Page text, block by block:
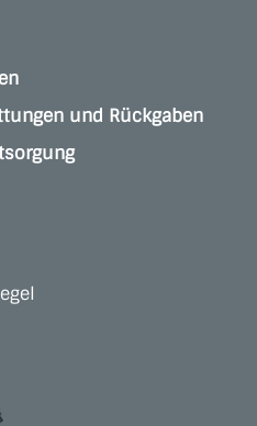
und Rückgaben